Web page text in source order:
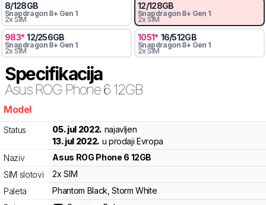
8/128GB
Snapdragon 8+ Gen 1
2x SIM
12/128GB
Snapdragon 8+ Gen 1
2x SIM
983* 12/256GB
Snapdragon 8+ Gen 1
2x SIM
1051* 16/512GB
Snapdragon 8+ Gen 1
2x SIM
Specifikacija
Asus ROG Phone 6 12GB
Model
Status 05. jul 2022. najavljen
13. jul 2022. u prodaji Evropa
Naziv
Asus ROG Phone 6 12GB
SIM slotovi
2x SIM
Paleta
Phantom Black, Storm White